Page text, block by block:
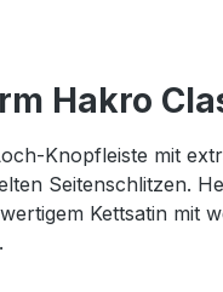
Hakro
Knopfleiste mit
Seitenschlitzen.
Kettsatin mit